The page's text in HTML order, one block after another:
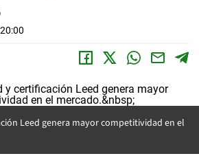
Leed genera mayor competitividad en el